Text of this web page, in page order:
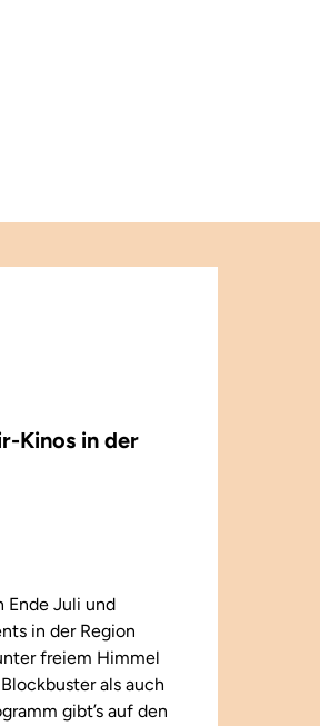
Kinos in der
Ende Juli und
in der Region
freiem Himmel
als auch
gibt’s auf den